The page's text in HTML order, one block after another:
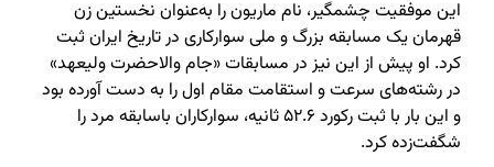
این موفقیت چشمگیر، نام ماریون را به‌عنوان نخستین زن
قهرمان یک مسابقه بزرگ و ملی سوارکاری در تاریخ ایران ثبت
کرد. او پیش از این نیز در مسابقات «جام والاحضرت ولیعهد»
در رشته‌های سرعت و استقامت مقام اول را به دست آورده بود
و این بار با ثبت رکورد ۵۲.۶ ثانیه، سوارکاران باسابقه مرد را
شگفت‌زده کرد.